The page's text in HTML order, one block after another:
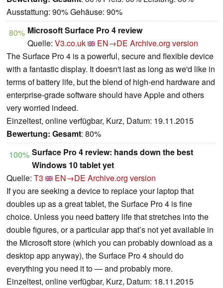
Ausstattung: 90% Gehäuse: 90%
80% Microsoft Surface Pro 4 review
Quelle: V3.co.uk EN→DE Archive.org version
The Surface Pro 4 is a powerful, secure and flexible device
with a fantastic display. It doesn't last as long as we'd like in
terms of battery life, but the blend of high-end hardware and
enterprise-grade software should have Apple and others
very worried indeed.
Einzeltest, online verfügbar, Kurz, Datum: 19.11.2015
Bewertung: Gesamt: 80%
100% Surface Pro 4 review: hands down the best
Windows 10 tablet yet
Quelle: T3 EN→DE Archive.org version
If you are seeking a device to replace your laptop that
doubles up as a great tablet, the Surface Pro 4 is fine
choice. Unless you need battery life that stretches into the
double figures, or a particular app that’s not yet available in
the Microsoft store (which you can probably download as a
desktop app anyway), the Surface Pro 4 should do
everything you need it to — and probably more.
Einzeltest, online verfügbar, Kurz, Datum: 18.11.2015